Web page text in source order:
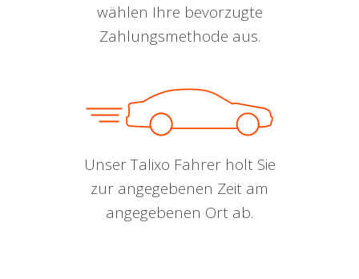
wählen Ihre bevorzugte
Zahlungsmethode aus.
Unser Talixo Fahrer holt Sie
zur angegebenen Zeit am
angegebenen Ort ab.